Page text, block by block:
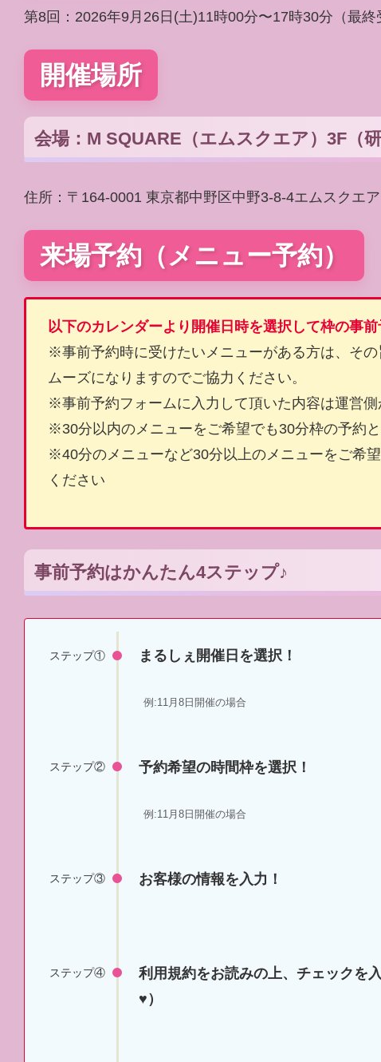
第8回：2026年9月26日(土)11時00分〜17時30分（最終
開催場所
会場：M SQUARE（エムスクエア）3F（研
住所：〒164-0001 東京都中野区中野3-8-4エムスクエア
来場予約（メニュー予約）
以下のカレンダーより開催日時を選択して枠の事前
※事前予約時に受けたいメニューがある方は、そ
ムーズになりますのでご協力ください。
※事前予約フォームに入力して頂いた内容は運営
※30分以内のメニューをご希望でも30分枠の予約
※40分のメニューなど30分以上のメニューをご希
ください
事前予約はかんたん4ステップ♪
ステップ① まるしぇ開催日を選択！
例:11月8日開催の場合
ステップ② 予約希望の時間枠を選択！
例:11月8日開催の場合
ステップ③ お客様の情報を入力！
ステップ④
利用規約をお読みの上、チェックを
♥）